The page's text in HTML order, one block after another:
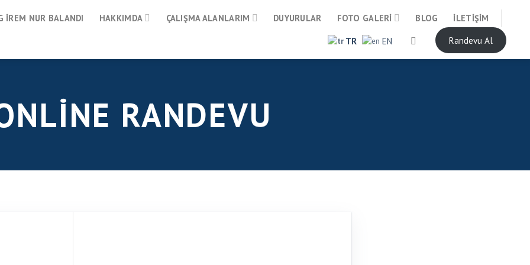
İREM NUR BALANDI HAKKIMDA ÇALIŞMA ALANLARIM DUYURULAR FOTO GALERI BLOG İLETIŞIM
TR EN Randevu Al
RANDEVU